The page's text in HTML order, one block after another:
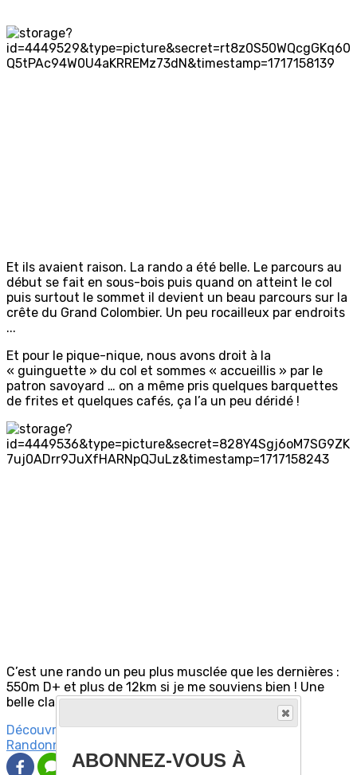
Et ils avaient raison. La rando a été belle. Le parcours au
début se fait en sous-bois puis quand on atteint le col
puis surtout le sommet il devient un beau parcours sur la
crête du Grand Colombier. Un peu rocailleux par endroits
...
Et pour le pique-nique, nous avons droit à la
« guinguette » du col et sommes « accueillis » par le
patron savoyard … on a même pris quelques barquettes
de frites et quelques cafés, ça l’a un peu déridé !
C’est une rando un peu plus musclée que les dernières :
550m D+ et plus de 12km si je me souviens bien ! Une
belle classique concoctée par Jean !
Découvrez davantage d'articles sur ces thèmes :
Randonnées Chamois
ABONNEZ-VOUS À